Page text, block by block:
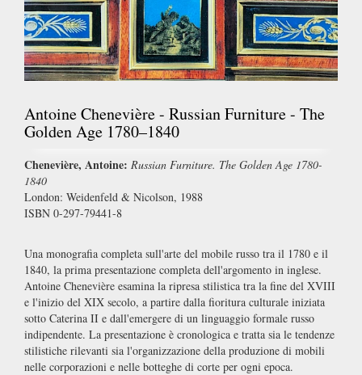
Antoine Chenevière - Russian Furniture - The
Golden Age 1780–1840
Chenevière, Antoine: Russian Furniture. The Golden Age 1780-
1840
London: Weidenfeld & Nicolson, 1988
ISBN 0-297-79441-8
Una monografia completa sull'arte del mobile russo tra il 1780 e il
1840, la prima presentazione completa dell'argomento in inglese.
Antoine Chenevière esamina la ripresa stilistica tra la fine del XVIII
e l'inizio del XIX secolo, a partire dalla fioritura culturale iniziata
sotto Caterina II e dall'emergere di un linguaggio formale russo
indipendente. La presentazione è cronologica e tratta sia le tendenze
stilistiche rilevanti sia l'organizzazione della produzione di mobili
nelle corporazioni e nelle botteghe di corte per ogni epoca.